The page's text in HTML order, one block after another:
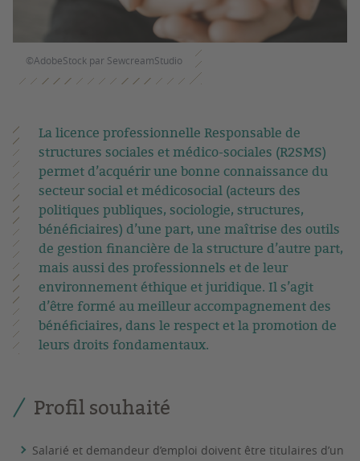
©AdobeStock par SewcreamStudio
La licence professionnelle Responsable de
structures sociales et médico-sociales (R2SMS)
permet d’acquérir une bonne connaissance du
secteur social et médicosocial (acteurs des
politiques publiques, sociologie, structures,
bénéficiaires) d’une part, une maîtrise des outils
de gestion financière de la structure d’autre part,
mais aussi des professionnels et de leur
environnement éthique et juridique. Il s’agit
d’être formé au meilleur accompagnement des
bénéficiaires, dans le respect et la promotion de
leurs droits fondamentaux.
Profil souhaité
Salarié et demandeur d’emploi doivent être titulaires d’un